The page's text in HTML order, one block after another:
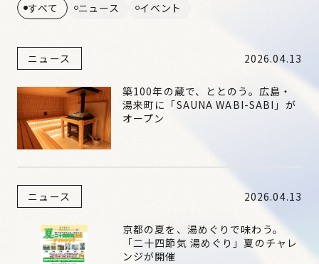
すべて ニュース イベント
ニュース 2026.04.13
築100年の蔵で、ととのう。広島・
湯来町に「SAUNA WABI-SABI」が
オープン
ニュース 2026.04.13
京都の夏を、湯めぐりで味わう。
「二十四節気 湯めぐり」夏のチャレ
ンジが開催